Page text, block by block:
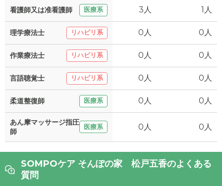
看護師又は准看護師 医療系 3人 1人
理学療法士 リハビリ系 0人 0人
作業療法士 リハビリ系 0人 0人
言語聴覚士 リハビリ系 0人 0人
柔道整復師 医療系 0人 0人
あん摩マッサージ指圧
師
医療系 0人 0人
SOMPOケア そんぽの家 松戸五香のよくある
質問